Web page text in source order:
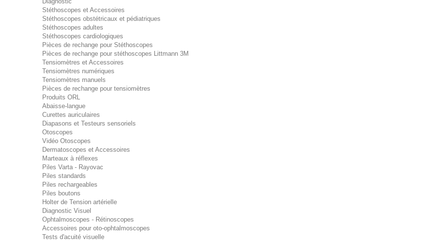
Stéthoscopes et Accessoires
Stéthoscopes obstétricaux et pédiatriques
Stéthoscopes adultes
Stéthoscopes cardiologiques
Pièces de rechange pour Stéthoscopes
Pièces de rechange pour stéthoscopes Littmann 3M
Tensiomètres et Accessoires
Tensiomètres numériques
Tensiomètres manuels
Pièces de rechange pour tensiomètres
Produits ORL
Abaisse-langue
Curettes auriculaires
Diapasons et Testeurs sensoriels
Otoscopes
Vidéo Otoscopes
Dermatoscopes et Accessoires
Marteaux à réflexes
Piles Varta - Rayovac
Piles standards
Piles rechargeables
Piles boutons
Holter de Tension artérielle
Diagnostic Visuel
Ophtalmoscopes - Rétinoscopes
Accessoires pour oto-ophtalmoscopes
Tests d'acuité visuelle